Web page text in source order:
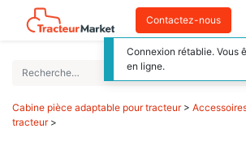
Contactez-nous
Cabine pièce adaptable pour tracteur>
tracteur>
Connexion rétablie. Vous
en ligne.